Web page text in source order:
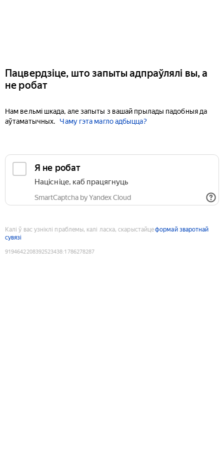
Пацвердзіце, што запыты адпраўлялі вы, а
не робат
Нам вельмі шкада, але запыты з вашай прылады падобныя да
аўтаматычных.
Чаму гэта магло адбыцца?
Я не робат
Націсніце, каб працягнуць
SmartCaptcha by Yandex Cloud
Калі ў вас узніклі праблемы, калі ласка, скарыстайцеформай зваротнай
сувязі
9194642208392523438:1786278287